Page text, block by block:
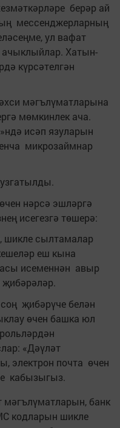
берәр ай
мессенджерларның
ул вафат
Хатын-
күрсәтелгән
мәгълүматларына
мөмкинлек ача.
исәп язуларын
микрозаймнар
нәрсә эшләргә
исегезгә төшерә:
шикле сылтамалар
еш кына
исеменнән авыр
җибәрәләр.
җибәрүче белән
өчен башка юл
«Дәүләт
электрон почта өчен
кабызыгыз.
мәгълүматларын, банк
кодларын шикле